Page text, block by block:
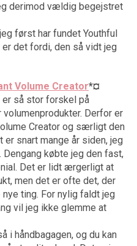
derimod vældig begejstret
først har fundet Youthful
det fordi, den så vidt jeg
Volume Creator*¤
er så stor forskel på
Derfor er
Creator og særligt den
er snart mange år siden, jeg
købte jeg den fast,
Det er lidt ærgerligt at
men det er ofte det, der
ting. For nylig faldt jeg
vil jeg ikke glemme at
i håndbagagen, og du kan